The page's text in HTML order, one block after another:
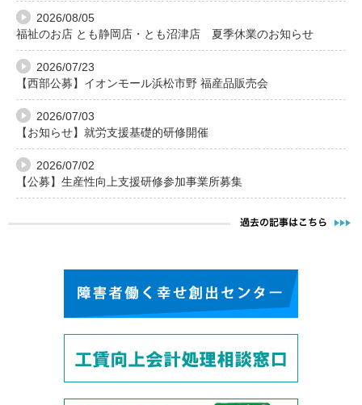
2026/08/05
福祉のお店 とも静岡店・とも沼津店 夏季休業のお知らせ
2026/07/23
【西部公募】イオンモール浜松市野 福産品販売会
2026/07/03
【お知らせ】就労支援基礎的研修開催
2026/07/02
【公募】生産性向上支援研修参加事業所募集